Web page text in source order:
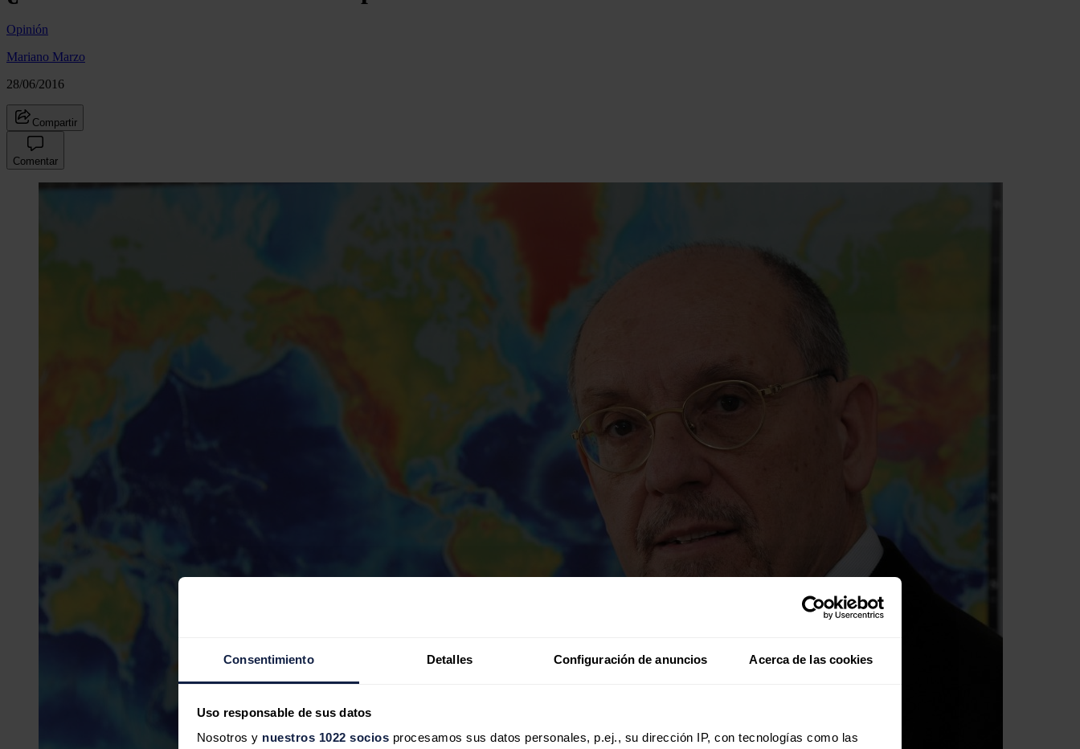
Consentimiento Detalles Configuración de anuncios Acerca de las cookies
Uso responsable de sus datos
Nosotros y nuestros 1022 socios procesamos sus datos personales, p.ej., su dirección IP, con tecnologías como las
Opinión
Mariano Marzo
28/06/2016
Compartir
Comentar